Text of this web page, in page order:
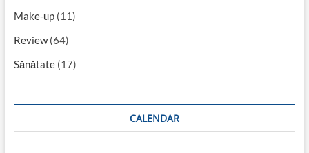
Make-up(11)
Review(64)
Sănătate(17)
CALENDAR